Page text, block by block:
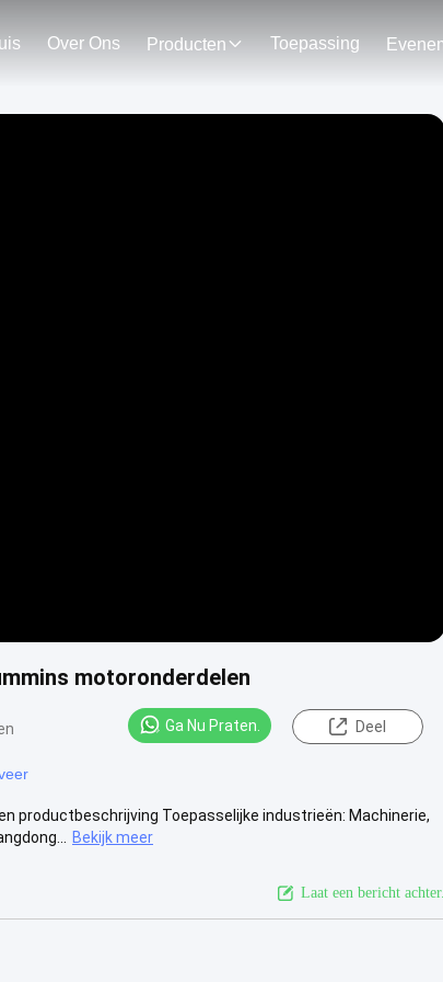
Over Ons Producten Toepassing
motoronderdelen
Ga Nu Praten. Deel
productbeschrijving Toepasselijke industrieën: Machinerie,
Bekijk meer
Laat een bericht achter.